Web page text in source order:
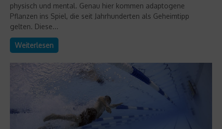
physisch und mental. Genau hier kommen adaptogene
Pflanzen ins Spiel, die seit Jahrhunderten als Geheimtipp
gelten. Diese...
Weiterlesen